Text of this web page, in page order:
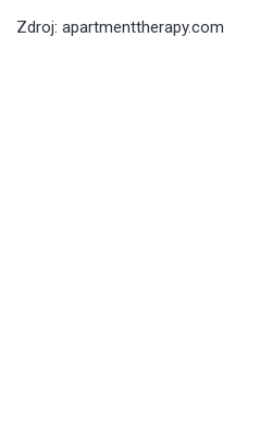
Zdroj: apartmenttherapy.com